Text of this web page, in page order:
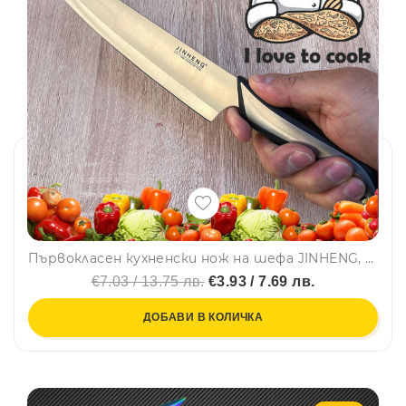
Първокласен кухненски нож на шефа JINHENG, неръждаема стомана 420
€7.03 / 13.75 лв.€3.93 / 7.69 лв.
ДОБАВИ В КОЛИЧКА